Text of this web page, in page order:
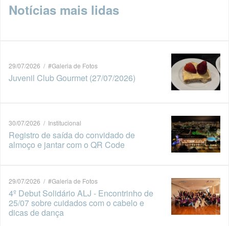
Notícias mais lidas
29/07/2026 / #Galeria de Fotos
Juvenil Club Gourmet (27/07/2026)
30/07/2026 / Institucional
Registro de saída do convidado de
almoço e jantar com o QR Code
29/07/2026 / #Galeria de Fotos
4º Debut Solidário ALJ - Encontrinho de
25/07 sobre cuidados com o cabelo e
dicas de dança